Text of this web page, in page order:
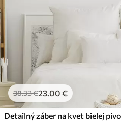
38.33€23.00 €